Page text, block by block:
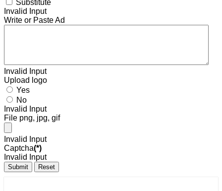
Substitute
Invalid Input
Write or Paste Ad
Invalid Input
Upload logo
Yes
No
Invalid Input
File png, jpg, gif
Invalid Input
Captcha(*)
Invalid Input
Submit Reset